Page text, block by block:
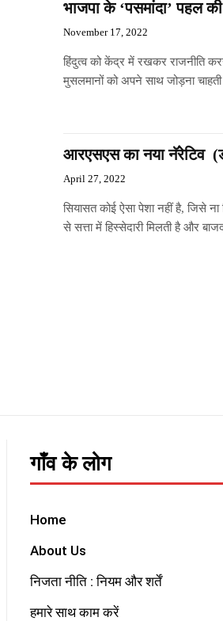
भाजपा के ‘पसमांदा’ पहल
November 17, 2022
हिंदुत्व को केंद्र में रखकर राजनीति
मुसलमानों को अपने साथ जोड़ना
आरएसएस का नया नॅरेटिव
April 27, 2022
सियासत कोई ऐसा पेशा नहीं है, जिसे
से सत्ता में हिस्सेदारी मिलती है और
गाँव के लोग
Home
About Us
निजता नीति : नियम और शर्तें
हमारे साथ काम करें